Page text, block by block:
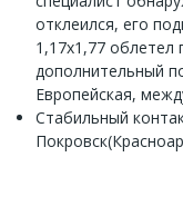
отклеился, его
1,17х1,77
дополнительный
Европейская,
Стабильный